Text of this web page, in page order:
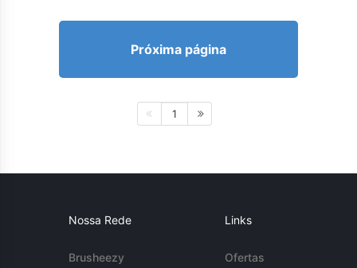
Próxima página
1
Nossa Rede
Brusheezy
Links
Ofertas